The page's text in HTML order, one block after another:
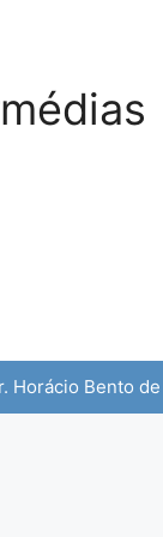
Horácio Bento